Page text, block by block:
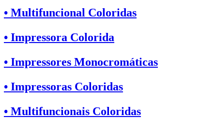
• Multifuncional Coloridas
• Impressora Colorida
• Impressores Monocromáticas
• Impressoras Coloridas
• Multifuncionais Coloridas